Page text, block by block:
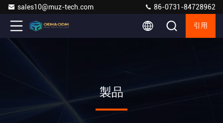
sales10@muz-tech.com 86-0731-84728962
引用
製品